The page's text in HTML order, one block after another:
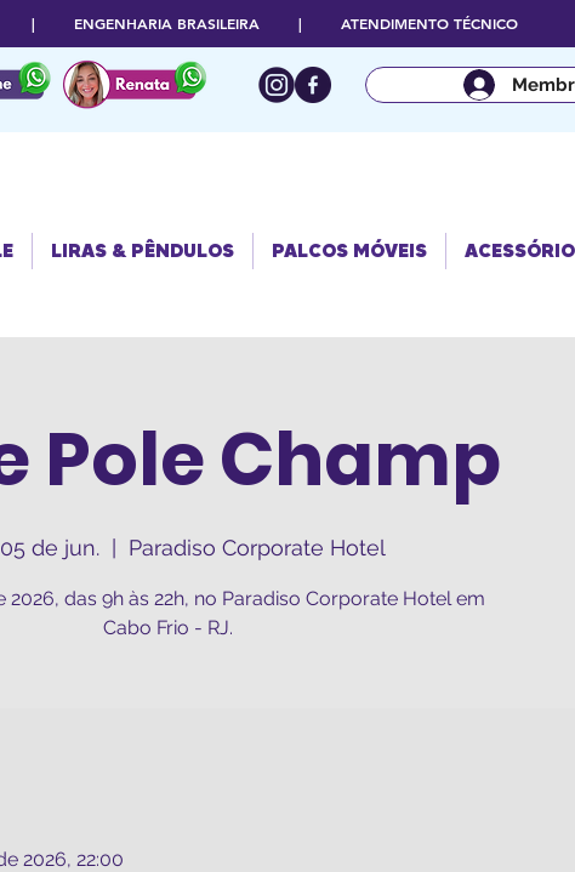
| ENGENHARIA BRASILEIRA | ATENDIMENTO TÉCNICO
LIRAS & PÊNDULOS PALCOS MÓVEIS
Pole Champ
de jun.
  |
Paradiso Corporate Hotel
2026, das 9h às 22h, no Paradiso Corporate Hotel em
Cabo Frio - RJ.
2026, 22:00